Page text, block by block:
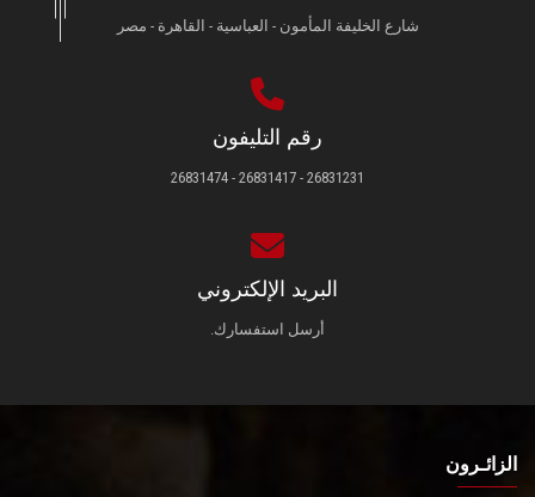
شارع الخليفة المأمون - العباسية - القاهرة - مصر
رقم التليفون
26831231 - 26831417 - 26831474
البريد الإلكتروني
أرسل استفسارك.
الزائـرون